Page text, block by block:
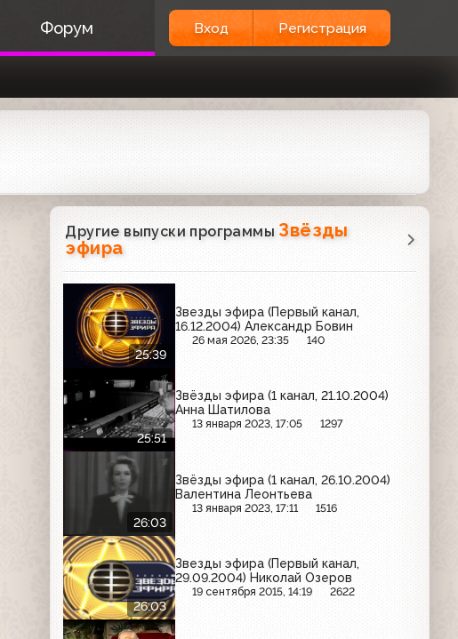
Форум Вход Регистрация
Другие выпуски программы Звёзды
эфира
25:39
Звезды эфира (Первый канал,
16.12.2004) Александр Бовин
26 мая 2026, 23:35 140
25:51
Звёзды эфира (1 канал, 21.10.2004)
Анна Шатилова
13 января 2023, 17:05 1297
26:03
Звёзды эфира (1 канал, 26.10.2004)
Валентина Леонтьева
13 января 2023, 17:11 1516
26:03
Звезды эфира (Первый канал,
29.09.2004) Николай Озеров
19 сентября 2015, 14:19 2622